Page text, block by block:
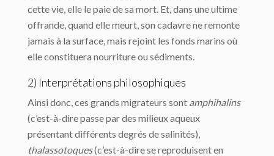
cette vie, elle le paie de sa mort. Et, dans une ultime
offrande, quand elle meurt, son cadavre ne remonte
jamais à la surface, mais rejoint les fonds marins où
elle constituera nourriture ou sédiments.
2) Interprétations philosophiques
Ainsi donc, ces grands migrateurs sont amphihalins
(c’est-à-dire passe par des milieux aqueux
présentant différents degrés de salinités),
thalassotoques(c’est-à-dire se reproduisent en